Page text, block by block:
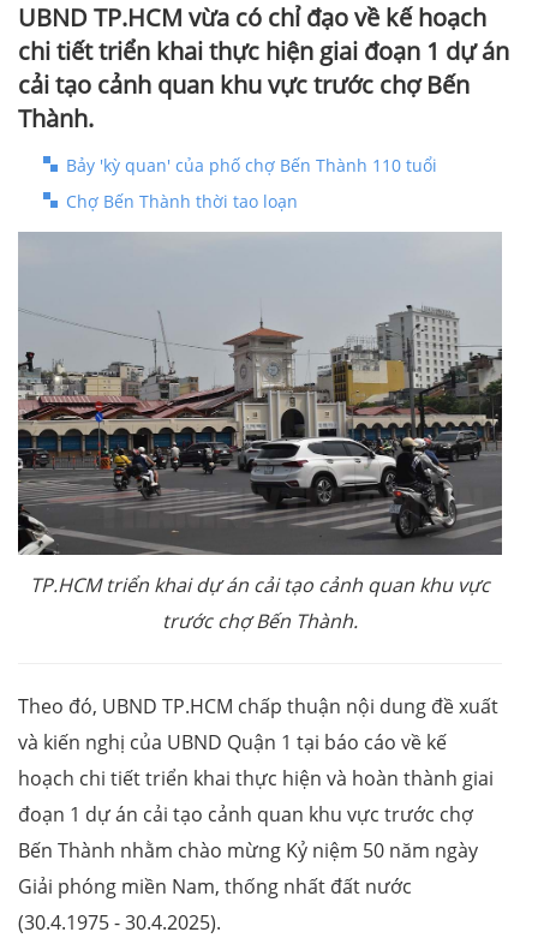
UBND TP.HCM vừa có chỉ đạo về kế hoạch
chi tiết triển khai thực hiện giai đoạn 1 dự án
cải tạo cảnh quan khu vực trước chợ Bến
Thành.
Bảy 'kỳ quan' của phố chợ Bến Thành 110 tuổi
Chợ Bến Thành thời tao loạn
TP.HCM triển khai dự án cải tạo cảnh quan khu vực
trước chợ Bến Thành.
Theo đó, UBND TP.HCM chấp thuận nội dung đề xuất
và kiến nghị của UBND Quận 1 tại báo cáo về kế
hoạch chi tiết triển khai thực hiện và hoàn thành giai
đoạn 1 dự án cải tạo cảnh quan khu vực trước chợ
Bến Thành nhằm chào mừng Kỷ niệm 50 năm ngày
Giải phóng miền Nam, thống nhất đất nước
(30.4.1975 - 30.4.2025).